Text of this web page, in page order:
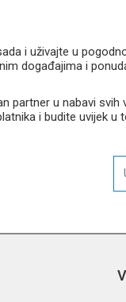
i uživajte u
događajima i
partner u nabavi
i budite uvijek